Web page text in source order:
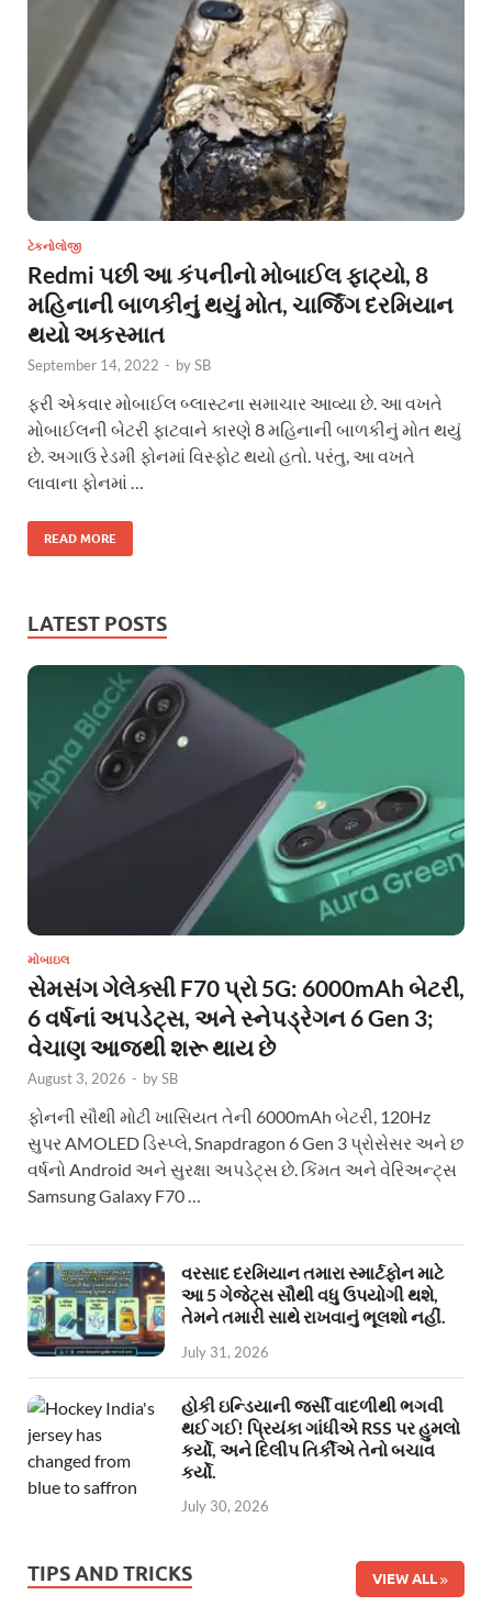
ટેકનોલોજી
Redmi પછી આ કંપનીનો મોબાઈલ ફાટ્યો, 8
મહિનાની બાળકીનું થયું મોત, ચાર્જિંગ દરમિયાન
થયો અકસ્માત
September 14, 2022 - bySB
ફરી એકવાર મોબાઈલ બ્લાસ્ટના સમાચાર આવ્યા છે. આ વખતે
મોબાઈલની બેટરી ફાટવાને કારણે 8 મહિનાની બાળકીનું મોત થયું
છે. અગાઉ રેડમી ફોનમાં વિસ્ફોટ થયો હતો. પરંતુ, આ વખતે
લાવાના ફોનમાં …
READ MORE
LATEST POSTS
મોબાઇલ
સેમસંગ ગેલેક્સી F70 પ્રો 5G: 6000mAh બેટરી,
6 વર્ષનાં અપડેટ્સ, અને સ્નેપડ્રેગન 6 Gen 3;
વેચાણ આજથી શરૂ થાય છે
August 3, 2026 - bySB
ફોનની સૌથી મોટી ખાસિયત તેની 6000mAh બેટરી, 120Hz
સુપર AMOLED ડિસ્પ્લે, Snapdragon 6 Gen 3 પ્રોસેસર અને છ
વર્ષનો Android અને સુરક્ષા અપડેટ્સ છે. કિંમત અને વેરિઅન્ટ્સ
Samsung Galaxy F70 …
વરસાદ દરમિયાન તમારા સ્માર્ટફોન માટે
આ 5 ગેજેટ્સ સૌથી વધુ ઉપયોગી થશે,
તેમને તમારી સાથે રાખવાનું ભૂલશો નહીં.
July 31, 2026
હોકી ઇન્ડિયાની જર્સી વાદળીથી ભગવી
થઈ ગઈ! પ્રિયંકા ગાંધીએ RSS પર હુમલો
કર્યો, અને દિલીપ તિર્કીએ તેનો બચાવ
કર્યો.
July 30, 2026
TIPS AND TRICKS VIEW ALL